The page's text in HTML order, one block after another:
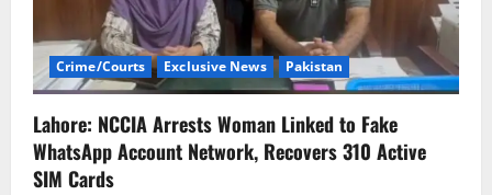
Crime/Courts Exclusive News Pakistan
Lahore: NCCIA Arrests Woman Linked to Fake
WhatsApp Account Network, Recovers 310 Active
SIM Cards